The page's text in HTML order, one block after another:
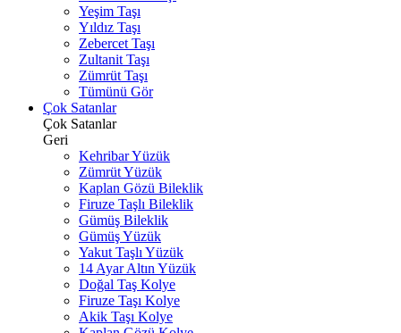
Yeşim Taşı
Yıldız Taşı
Zebercet Taşı
Zultanit Taşı
Zümrüt Taşı
Tümünü Gör
Çok Satanlar
Çok Satanlar
Geri
Kehribar Yüzük
Zümrüt Yüzük
Kaplan Gözü Bileklik
Firuze Taşlı Bileklik
Gümüş Bileklik
Gümüş Yüzük
Yakut Taşlı Yüzük
14 Ayar Altın Yüzük
Doğal Taş Kolye
Firuze Taşı Kolye
Akik Taşı Kolye